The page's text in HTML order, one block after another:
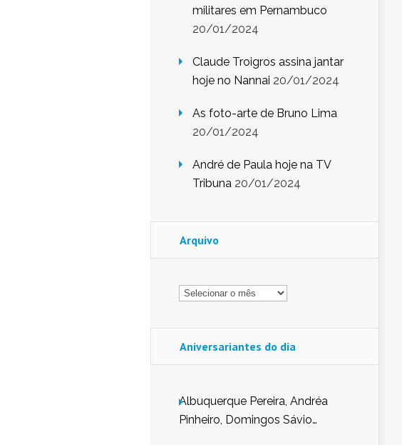
militares em Pernambuco
20/01/2024
Claude Troigros assina jantar
hoje no Nannai 20/01/2024
As foto-arte de Bruno Lima
20/01/2024
André de Paula hoje na TV
Tribuna 20/01/2024
Arquivo
Arquivo
Aniversariantes do dia
Albuquerque Pereira, Andréa
Pinheiro, Domingos Sávio